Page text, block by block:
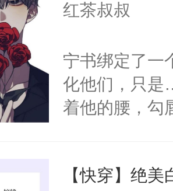
红茶叔叔
宁书绑定了一
化他们，只是
着他的腰，勾
来，给老公
【快穿】绝